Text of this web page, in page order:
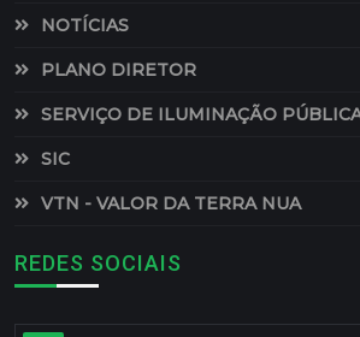
NOTÍCIAS
PLANO DIRETOR
SERVIÇO DE ILUMINAÇÃO
SIC
VTN - VALOR DA TERRA NUA
REDES SOCIAIS